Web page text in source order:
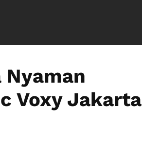
Nyaman
Voxy Jakarta